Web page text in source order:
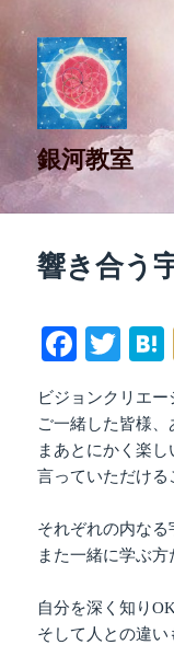
銀河教室
響き合う
Fa
bo
ok
T
tte
r
ビジョンクリエ
ご一緒した皆様、
まあとにかく楽し
言っていただける
それぞれの内なる
また一緒に学ぶ方
自分を深く知り
そして人との違い